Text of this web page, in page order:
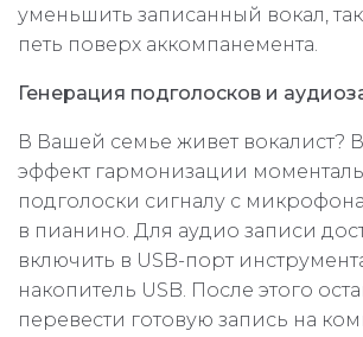
уменьшить записанный вокал,
петь поверх аккомпанемента.
Генерация подголосков и
В Вашей семье живет вокалист?
эффект гармонизации
подголоски сигналу с
в пианино. Для аудио записи
включить в USB-порт
накопитель USB. После этого
перевести готовую запись на